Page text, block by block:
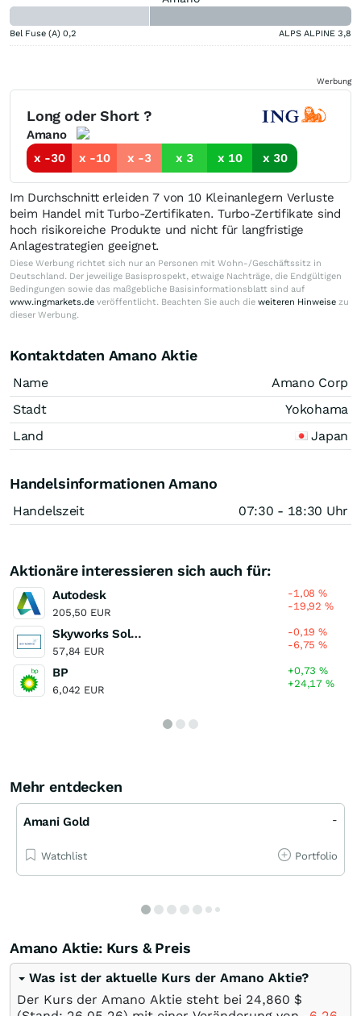
Bel Fuse (A) 0,2 ALPS ALPINE 3,8
Werbung
Long oder Short ?
Amano
x -30
x -10 x -3 x 3 x 10 x 30
Im Durchschnitt erleiden 7 von 10 Kleinanlegern Verluste
beim Handel mit Turbo-Zertifikaten. Turbo-Zertifikate sind
hoch risikoreiche Produkte und nicht für langfristige
Anlagestrategien geeignet.
Diese Werbung richtet sich nur an Personen mit Wohn-/Geschäftssitz in
Deutschland. Der jeweilige Basisprospekt, etwaige Nachträge, die Endgültigen
Bedingungen sowie das maßgebliche Basisinformationsblatt sind auf
www.ingmarkets.de veröffentlicht. Beachten Sie auch die weiteren Hinweise zu
dieser Werbung.
Kontaktdaten Amano Aktie
Name
Amano Corp
Stadt
Yokohama
Land
Japan
Handelsinformationen Amano
Handelszeit 07:30 - 18:30 Uhr
Aktionäre interessieren sich auch für:
Autodesk
205,50 EUR
-1,08%
-19,92%
Skyworks Solutions
57,84 EUR
-0,19%
-6,75%
BP
6,042 EUR
+0,73%
+24,17%
Mehr entdecken
Amani Gold -
Watchlist Portfolio
Amano Aktie: Kurs & Preis
Was ist der aktuelle Kurs der Amano Aktie?
Der Kurs der Amano Aktie steht bei 24,860 $